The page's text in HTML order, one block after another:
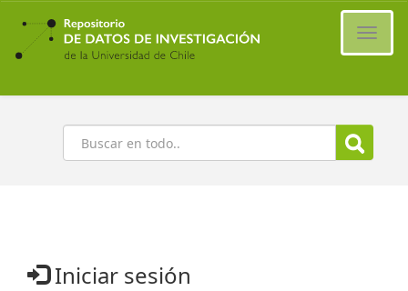
Ir
contenido
principal
Buscar
Iniciar sesión